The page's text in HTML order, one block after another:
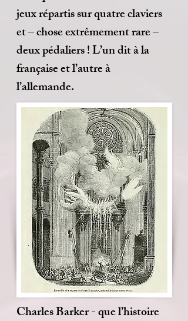
jeux répartis sur quatre claviers
et – chose extrêmement rare –
deux pédaliers ! L’un dit à la
française et l’autre à
l’allemande.
Charles Barker - que l’histoire